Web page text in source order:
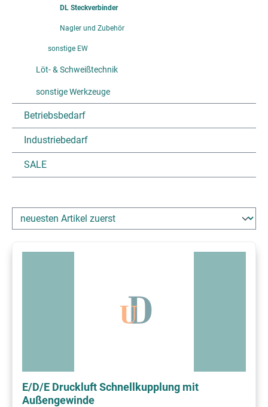
DL Steckverbinder
Nagler und Zubehör
sonstige EW
Löt- & Schweißtechnik
sonstige Werkzeuge
Betriebsbedarf
Industriebedarf
SALE
E/D/E Druckluft Schnellkupplung mit
Außengewinde